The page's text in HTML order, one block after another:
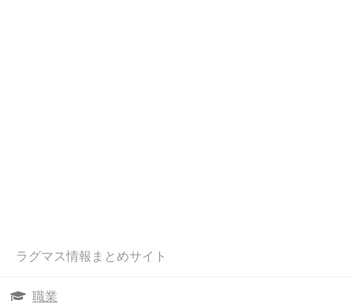
ラグマス情報まとめサイト
職業